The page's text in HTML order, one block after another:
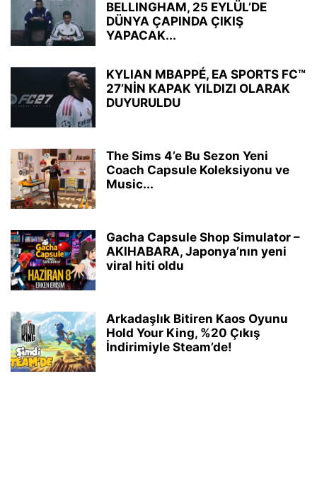
BELLINGHAM, 25 EYLÜL’DE
DÜNYA ÇAPINDA ÇIKIŞ
YAPACAK...
KYLIAN MBAPPÉ, EA SPORTS FC™
27’NİN KAPAK YILDIZI OLARAK
DUYURULDU
The Sims 4’e Bu Sezon Yeni
Coach Capsule Koleksiyonu ve
Music...
Gacha Capsule Shop Simulator –
AKIHABARA, Japonya’nın yeni
viral hiti oldu
Arkadaşlık Bitiren Kaos Oyunu
Hold Your King, %20 Çıkış
İndirimiyle Steam’de!